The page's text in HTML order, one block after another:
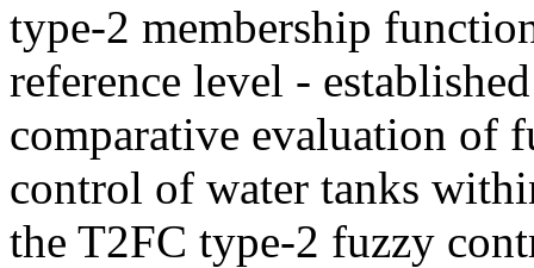
type-2 membership
reference level -
comparative evaluation of
control of water tanks
the T2FC type-2 fuzzy